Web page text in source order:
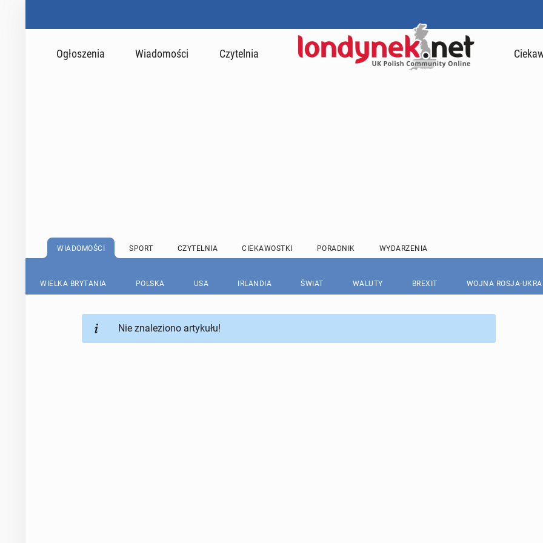
Ogłoszenia Wiadomości Czytelnia
WIADOMOŚCI SPORT CZYTELNIA CIEKAWOSTKI PORADNIK WYDARZENIA
WIELKA BRYTANIA POLSKA USA IRLANDIA ŚWIAT WALUTY BREXIT WOJNA ROSJA-
Nie znaleziono artykułu!